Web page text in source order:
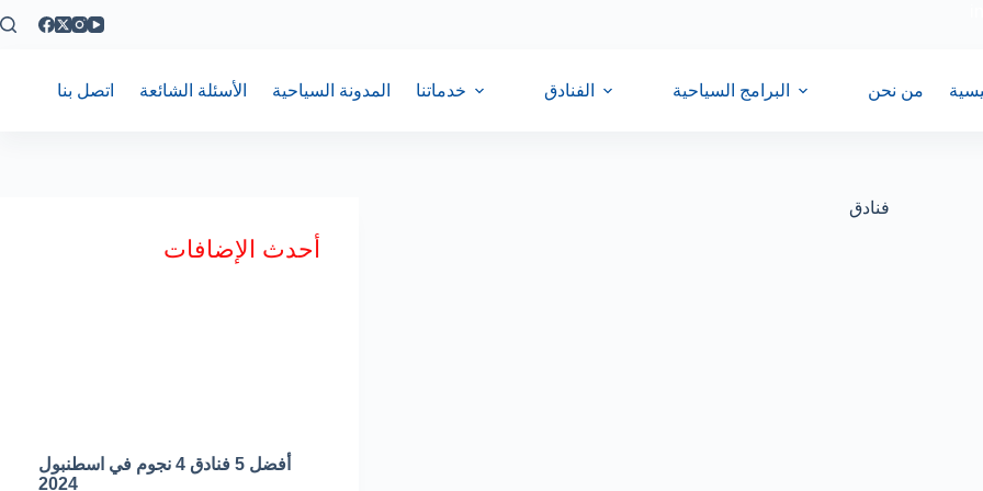
اتصل بنا الأسئلة الشائعة المدونة السياحية خدماتنا الفنادق البرامج السياحية من نحن
فنادق
أحدث الإضافات
أفضل 5 فنادق 4 نجوم في اسطنبول
2024